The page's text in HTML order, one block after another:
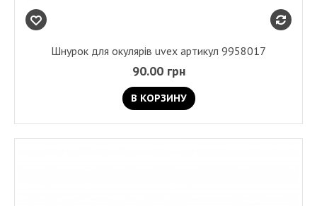
Шнурок для окулярів uvex артикул 9958017
90.00 грн
В КОРЗИНУ